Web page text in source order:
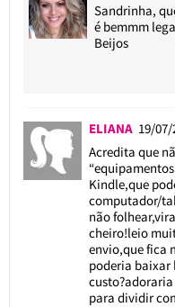
Sandrinha,
é bemmm
Beijos
ELIANA 19/07/
Acredita que
Kindle,que
computador/
não
cheiro!leio
envio,que fica
poderia baixar
custo?adoraria
para dividir